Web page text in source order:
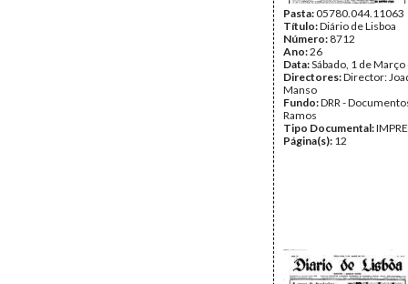
Pasta:05780.044.11063
Título:Diário de Lisboa
Número: 8712
Ano:26
Data:Sábado, 1 de
Directores:Director:
Manso
Fundo:DRR -
Ramos
Tipo Documental:
Página(s): 12